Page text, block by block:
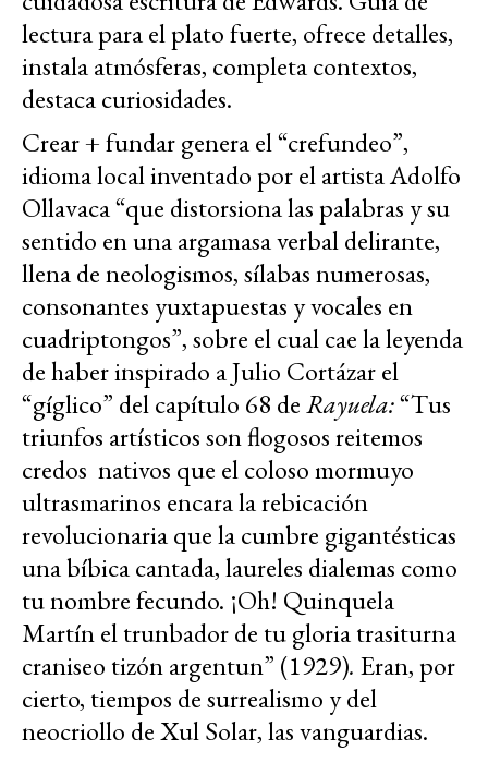
lectura para el plato fuerte, ofrece detalles,
instala atmósferas, completa contextos,
destaca curiosidades.
Crear + fundar genera el “crefundeo”,
idioma local inventado por el artista Adolfo
Ollavaca “que distorsiona las palabras y su
sentido en una argamasa verbal delirante,
llena de neologismos, sílabas numerosas,
consonantes yuxtapuestas y vocales en
cuadriptongos”, sobre el cual cae la leyenda
de haber inspirado a Julio Cortázar el
“gíglico” del capítulo 68 deRayuela:“Tus
triunfos artísticos son flogosos reitemos
credos nativos que el coloso mormuyo
ultrasmarinos encara la rebicación
revolucionaria que la cumbre gigantésticas
una bíbica cantada, laureles dialemas como
tu nombre fecundo. ¡Oh! Quinquela
Martín el trunbador de tu gloria trasiturna
craniseo tizón argentun” (1929). Eran, por
cierto, tiempos de surrealismo y del
neocriollo de Xul Solar, las vanguardias.